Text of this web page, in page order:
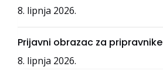
8. lipnja 2026.
Prijavni obrazac za pripravnike
8. lipnja 2026.